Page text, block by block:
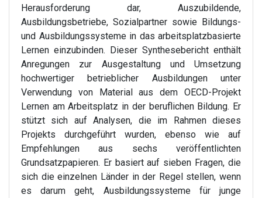
Herausforderung dar, Auszubildende,
Ausbildungsbetriebe, Sozialpartner sowie Bildungs-
und Ausbildungssysteme in das arbeitsplatzbasierte
Lernen einzubinden. Dieser Synthesebericht enthält
Anregungen zur Ausgestaltung und Umsetzung
hochwertiger betrieblicher Ausbildungen unter
Verwendung von Material aus dem OECD-Projekt
Lernen am Arbeitsplatz in der beruflichen Bildung. Er
stützt sich auf Analysen, die im Rahmen dieses
Projekts durchgeführt wurden, ebenso wie auf
Empfehlungen aus sechs veröffentlichten
Grundsatzpapieren. Er basiert auf sieben Fragen, die
sich die einzelnen Länder in der Regel stellen, wenn
es darum geht, Ausbildungssysteme für junge